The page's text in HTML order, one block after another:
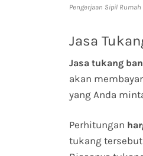
Pengerjaan Sipil
Jasa
Jasa tukang
akan
yang Anda
Perhitungan
tukang